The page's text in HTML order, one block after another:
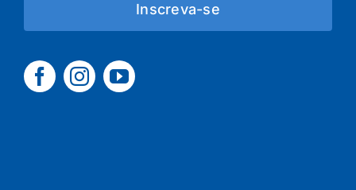
Inscreva-se